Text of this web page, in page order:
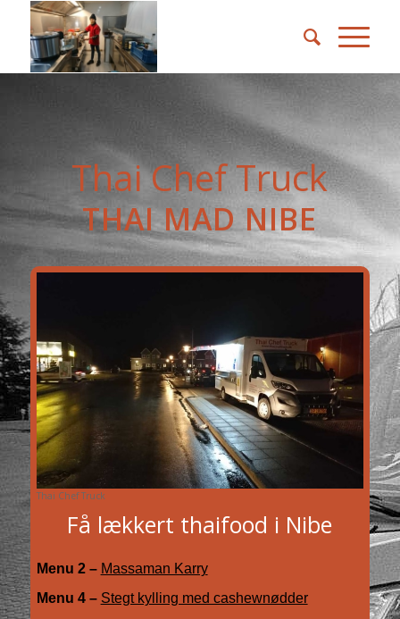
Thai Chef Truck
THAI MAD NIBE
Thai Chef Truck
Få lækkert thaifood i Nibe
Menu 2 – Massaman Karry
Menu 4 – Stegt kylling med cashewnødder